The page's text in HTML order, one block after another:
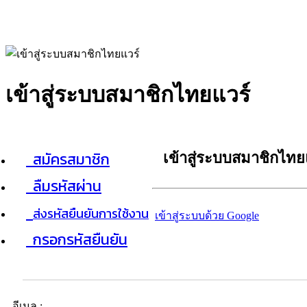
เข้าสู่ระบบสมาชิกไทยแวร์
สมัครสมาชิก
ลืมรหัสผ่าน
ส่งรหัสยืนยันการใช้งาน
กรอกรหัสยืนยัน
เข้าสู่ระบบสมาชิกไท
เข้าสู่ระบบด้วย Google